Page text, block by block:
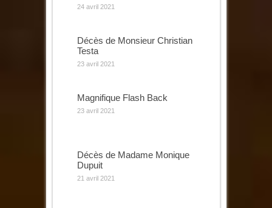
24 avril 2021
Décès de Monsieur Christian
Testa
23 avril 2021
Magnifique Flash Back
23 avril 2021
Décès de Madame Monique
Dupuit
21 avril 2021